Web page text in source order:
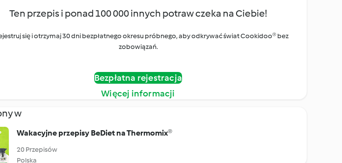
Ten przepis i ponad 100 000 innych potraw czeka na Ciebie!
się i otrzymaj 30 dni bezpłatnego okresu próbnego, aby odkrywać świat Cookidoo® bez
zobowiązań.
Bezpłatna rejestracja
Więcej informacji
w
Wakacyjne przepisy BeDiet na Thermomix®
20 Przepisów
Polska